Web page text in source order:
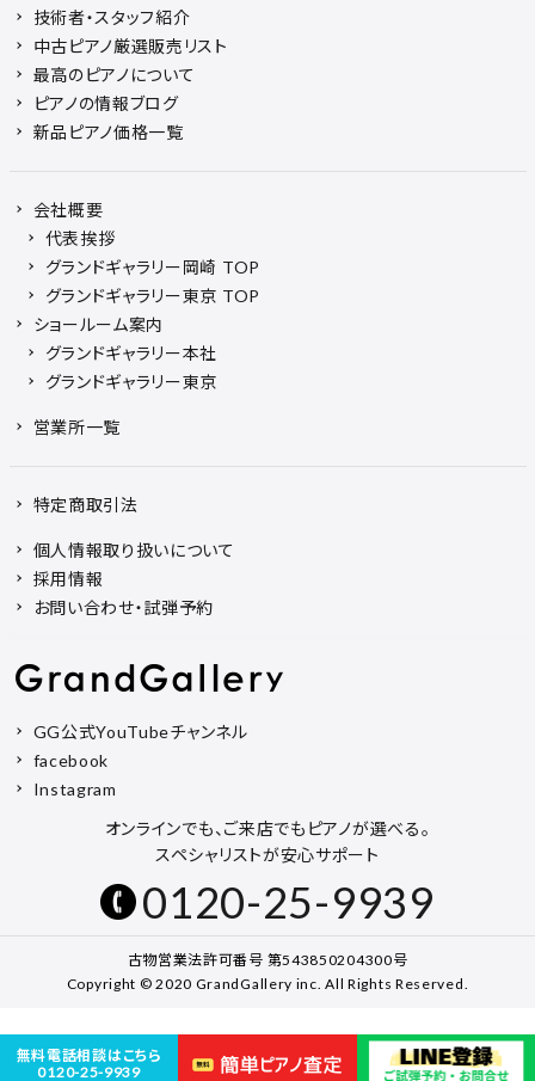
技術者・スタッフ紹介
中古ピアノ厳選販売リスト
最高のピアノについて
ピアノの情報ブログ
新品ピアノ価格一覧
会社概要
代表挨拶
グランドギャラリー岡崎 TOP
グランドギャラリー東京 TOP
ショールーム案内
グランドギャラリー本社
グランドギャラリー東京
営業所一覧
特定商取引法
個人情報取り扱いについて
採用情報
お問い合わせ・試弾予約
GG公式YouTubeチャンネル
facebook
Instagram
オンラインでも、ご来店でもピアノが選べる。
スペシャリストが安心サポート
0120-25-9939
古物営業法許可番号 第543850204300号
Copyright © 2020 GrandGallery inc. All Rights Reserved.
無料電話相談はこちら
0120-25-9939